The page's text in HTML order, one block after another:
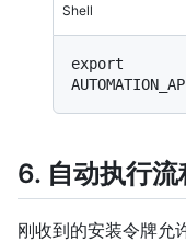
Shell
export
6. 自动执行流
刚收到的安装令牌允